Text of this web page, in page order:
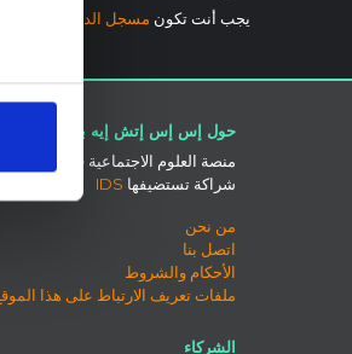
يجب أنت تكون مسجل الدخول لتضيف
حول إس إس إتش إيه بي
منصة العلوم الاجتماعية في العمل
شراكة تستضيفها IDS
من نحن
اتصل بنا
الأحكام والشروط
ملفات تعريف الارتباط على هذا
الشركاء